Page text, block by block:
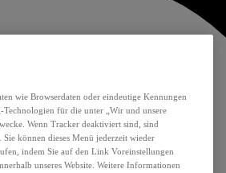
wie Browserdaten oder eindeutige Kennungen
für die unter „Wir und unsere
Wenn Tracker deaktiviert sind, sind
können dieses Menü jederzeit wieder
indem Sie auf den Link Voreinstellungen
unseres Website. Weitere Informationen